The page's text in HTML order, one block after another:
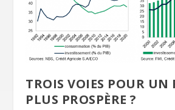
TROIS VOIES POUR UN
PLUS PROSPÈRE ?